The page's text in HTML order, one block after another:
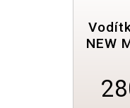
NEW